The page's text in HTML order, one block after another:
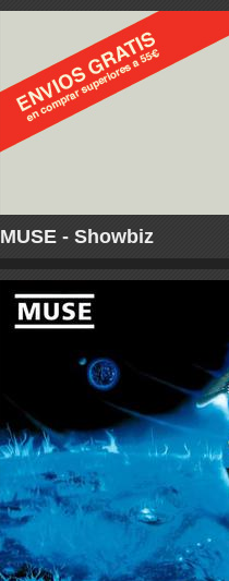
MUSE - Showbiz